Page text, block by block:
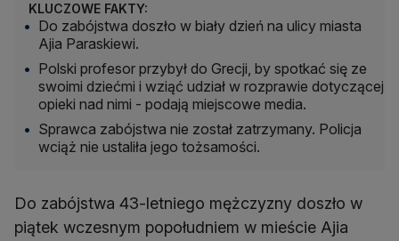
KLUCZOWE FAKTY:
Do zabójstwa doszło w biały dzień na ulicy miasta
Ajia Paraskiewi.
Polski profesor przybył do Grecji, by spotkać się ze
swoimi dziećmi i wziąć udział w rozprawie dotyczącej
opieki nad nimi - podają miejscowe media.
Sprawca zabójstwa nie został zatrzymany. Policja
wciąż nie ustaliła jego tożsamości.
Do zabójstwa 43-letniego mężczyzny doszło w
piątek wczesnym popołudniem w mieście Ajia